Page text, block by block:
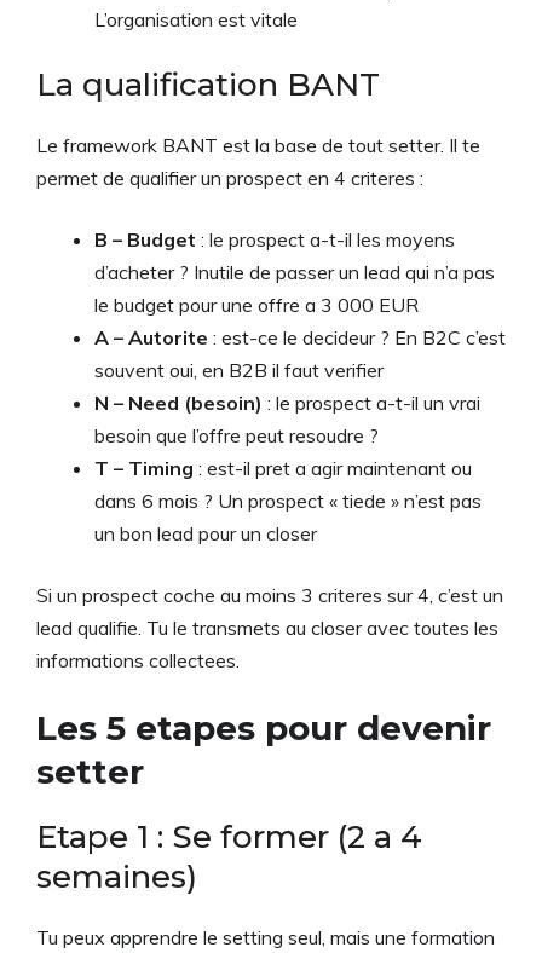
L’organisation est vitale
La qualification BANT
Le framework BANT est la base de tout setter. Il te
permet de qualifier un prospect en 4 criteres :
B – Budget : le prospect a-t-il les moyens
d’acheter ? Inutile de passer un lead qui n’a pas
le budget pour une offre a 3 000 EUR
A – Autorite : est-ce le decideur ? En B2C c’est
souvent oui, en B2B il faut verifier
N – Need (besoin) : le prospect a-t-il un vrai
besoin que l’offre peut resoudre ?
T – Timing : est-il pret a agir maintenant ou
dans 6 mois ? Un prospect « tiede » n’est pas
un bon lead pour un closer
Si un prospect coche au moins 3 criteres sur 4, c’est un
lead qualifie. Tu le transmets au closer avec toutes les
informations collectees.
Les 5 etapes pour devenir
setter
Etape 1 : Se former (2 a 4
semaines)
Tu peux apprendre le setting seul, mais une formation